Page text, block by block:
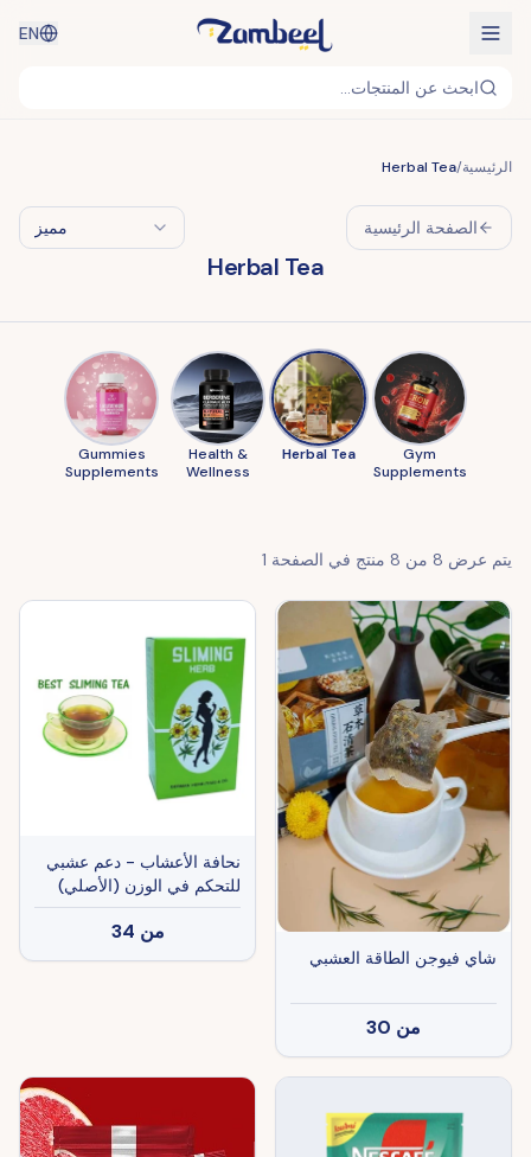
EN
ابحث عن المنتجات...
الرئيسية/
Herbal Tea
الصفحة الرئيسية مميز
Herbal Tea
Gym
Supplements
Herbal Tea
Health &
Wellness
Gummies
Supplements
يتم عرض 8 من 8 منتج في الصفحة 1
شاي فيوجن الطاقة العشبي
من 30
نحافة الأعشاب - دعم عشبي
للتحكم في الوزن (الأصلي)
من 34